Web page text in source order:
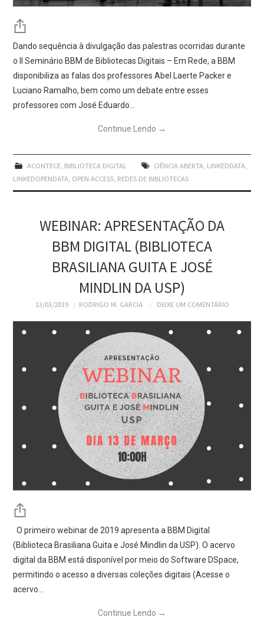
Dando sequência à divulgação das palestras ocorridas durante
o II Seminário BBM de Bibliotecas Digitais – Em Rede, a BBM
disponibiliza as falas dos professores Abel Laerte Packer e
Luciano Ramalho, bem como um debate entre esses
professores com José Eduardo…
Continue Lendo →
ACONTECE, BIBLIOTECA DIGITAL CIÊNCIA ABERTA, LINKEDDATA,
LINKEDOPENDATA OPEN ACCESS REDES DE BIBLIOTECAS
WEBINAR: APRESENTAÇÃO DA
BBM DIGITAL (BIBLIOTECA
BRASILIANA GUITA E JOSÉ
MINDLIN DA USP)
13/03/2019 RODRIGO M. GARCIA DEIXE UM COMENTÁRIO
O primeiro webinar de 2019 apresenta a BBM Digital
(Biblioteca Brasiliana Guita e José Mindlin da USP). O acervo
digital da BBM está disponível por meio do Software DSpace,
permitindo o acesso a diversas coleções digitais (Acesse o
acervo…
Continue Lendo →